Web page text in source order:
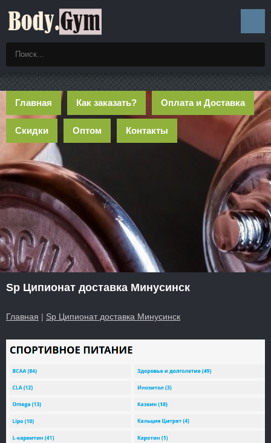
Главная Как заказать? Оплата и Доставка
Скидки Оптом Контакты
Sp Ципионат доставка Минусинск
Главная | Sp Ципионат доставка Минусинск